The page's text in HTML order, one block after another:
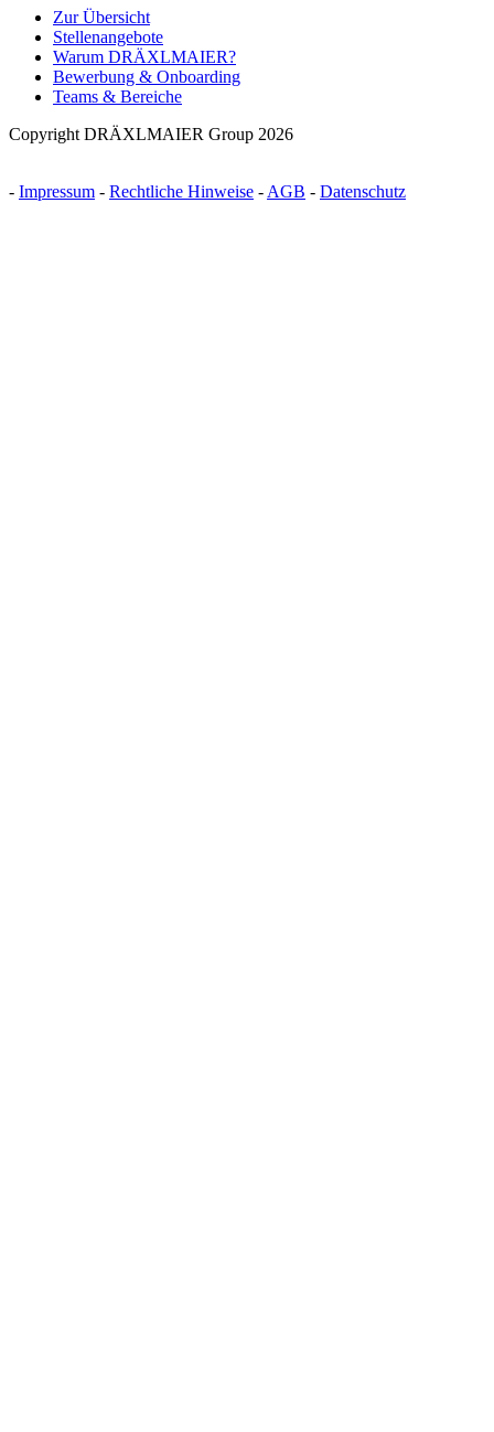
Zur Übersicht
Stellenangebote
Warum DRÄXLMAIER?
Bewerbung & Onboarding
Teams & Bereiche
Copyright DRÄXLMAIER Group 2026
- Impressum - Rechtliche Hinweise - AGB - Datenschutz